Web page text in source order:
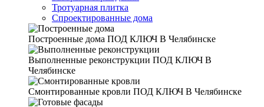
Тротуарная плитка
Спроектированные дома
Построенные дома ПОД КЛЮЧ В Челябинске
Выполненные реконструкции ПОД КЛЮЧ В
Челябинске
Смонтированные кровли ПОД КЛЮЧ В Челябинске